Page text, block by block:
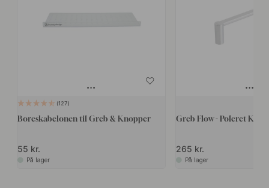
127
Boreskabelonen til Greb & Knopper
55 kr.
På lager
Greb Flow - Poleret
265 kr.
På lager